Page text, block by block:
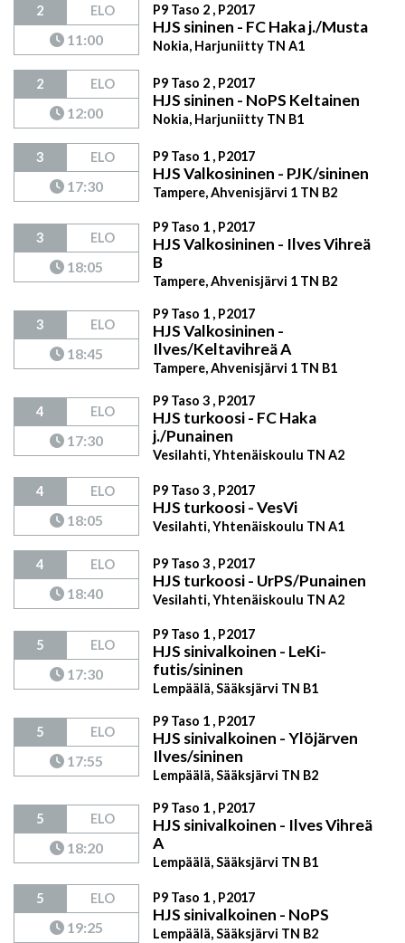
2 ELO
11:00
P9 Taso 2 , P2017
HJS sininen - FC Haka j./Musta
Nokia, Harjuniitty TN A1
2 ELO
12:00
P9 Taso 2 , P2017
HJS sininen - NoPS Keltainen
Nokia, Harjuniitty TN B1
3 ELO
17:30
P9 Taso 1 , P2017
HJS Valkosininen - PJK/sininen
Tampere, Ahvenisjärvi 1 TN B2
3 ELO
18:05
P9 Taso 1 , P2017
HJS Valkosininen - Ilves Vihreä
B
Tampere, Ahvenisjärvi 1 TN B2
3 ELO
18:45
P9 Taso 1 , P2017
HJS Valkosininen -
Ilves/Keltavihreä A
Tampere, Ahvenisjärvi 1 TN B1
4 ELO
17:30
P9 Taso 3 , P2017
HJS turkoosi - FC Haka
j./Punainen
Vesilahti, Yhtenäiskoulu TN A2
4 ELO
18:05
P9 Taso 3 , P2017
HJS turkoosi - VesVi
Vesilahti, Yhtenäiskoulu TN A1
4 ELO
18:40
P9 Taso 3 , P2017
HJS turkoosi - UrPS/Punainen
Vesilahti, Yhtenäiskoulu TN A2
5 ELO
17:30
P9 Taso 1 , P2017
HJS sinivalkoinen - LeKi-
futis/sininen
Lempäälä, Sääksjärvi TN B1
5 ELO
17:55
P9 Taso 1 , P2017
HJS sinivalkoinen - Ylöjärven
Ilves/sininen
Lempäälä, Sääksjärvi TN B2
5 ELO
18:20
P9 Taso 1 , P2017
HJS sinivalkoinen - Ilves Vihreä
A
Lempäälä, Sääksjärvi TN B1
5 ELO
19:25
P9 Taso 1 , P2017
HJS sinivalkoinen - NoPS
Lempäälä, Sääksjärvi TN B2